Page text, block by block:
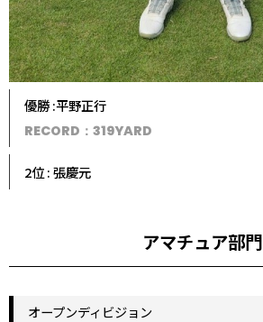
優勝 :平野正行
RECORD：319YARD
2位 : 張慶元
アマチュア部門
オープンディビジョン